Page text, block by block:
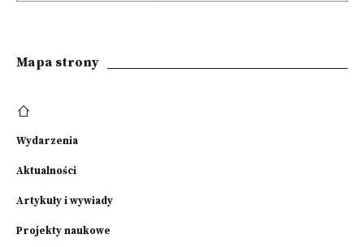
Mapa strony
Wydarzenia
Aktualności
Artykuły i wywiady
Projekty naukowe